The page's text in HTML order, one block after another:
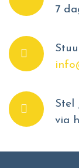
7
Stel
via